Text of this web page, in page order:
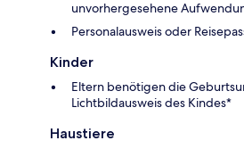
unvorhergesehene
Personalausweis oder
Kinder
Eltern benötigen die
Lichtbildausweis des Kindes*
Haustiere